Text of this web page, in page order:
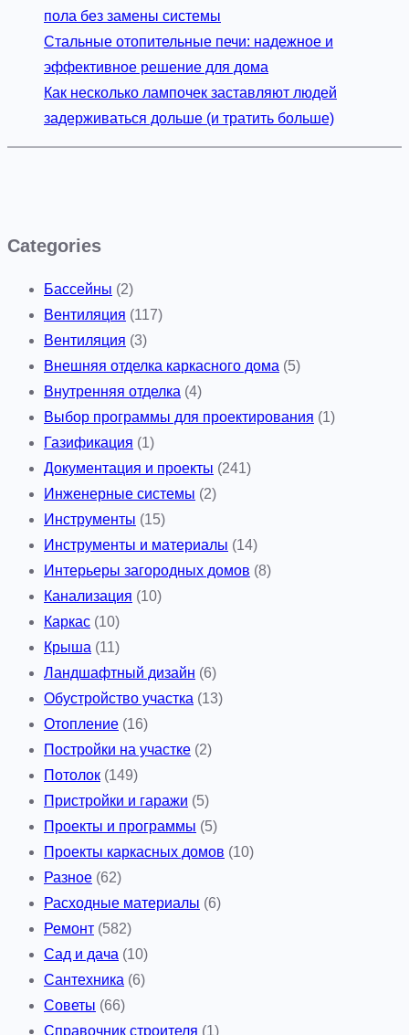
пола без замены системы
Стальные отопительные печи: надежное и
эффективное решение для дома
Как несколько лампочек заставляют людей
задерживаться дольше (и тратить больше)
Categories
Бассейны (2)
Вентиляция (117)
Вентиляция (3)
Внешняя отделка каркасного дома (5)
Внутренняя отделка (4)
Выбор программы для проектирования (1)
Газификация (1)
Документация и проекты (241)
Инженерные системы (2)
Инструменты (15)
Инструменты и материалы (14)
Интерьеры загородных домов (8)
Канализация (10)
Каркас (10)
Крыша (11)
Ландшафтный дизайн (6)
Обустройство участка (13)
Отопление (16)
Постройки на участке (2)
Потолок (149)
Пристройки и гаражи (5)
Проекты и программы (5)
Проекты каркасных домов (10)
Разное (62)
Расходные материалы (6)
Ремонт (582)
Сад и дача (10)
Сантехника (6)
Советы (66)
Справочник строителя (1)